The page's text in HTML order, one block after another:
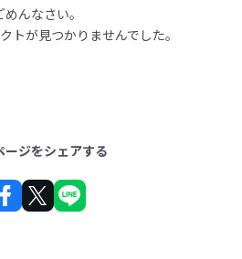
めんなさい。
トが見つかりませんでした。
ージをシェアする